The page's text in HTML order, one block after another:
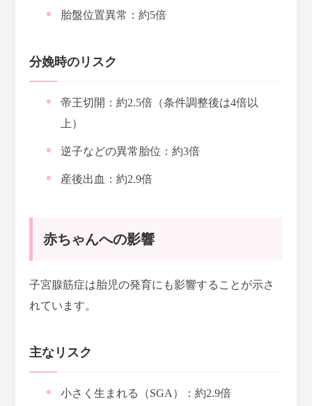
胎盤位置異常：約5倍
分娩時のリスク
帝王切開：約2.5倍（条件調整後は4倍以
上）
逆子などの異常胎位：約3倍
産後出血：約2.9倍
赤ちゃんへの影響
子宮腺筋症は胎児の発育にも影響することが示さ
れています。
主なリスク
小さく生まれる（SGA）：約2.9倍